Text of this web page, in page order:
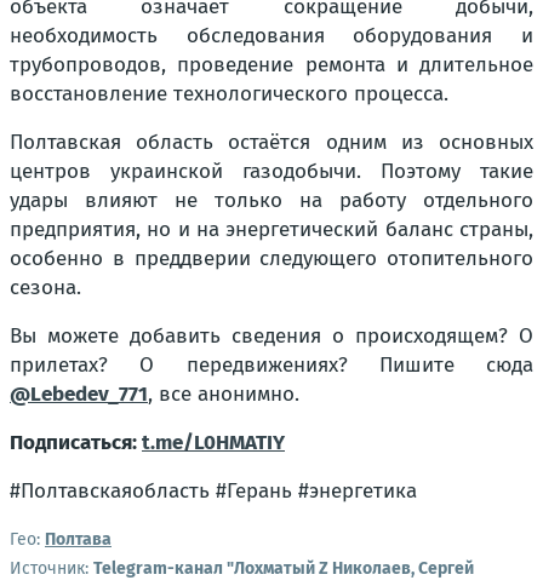
объекта означает сокращение добычи,
необходимость обследования оборудования и
трубопроводов, проведение ремонта и длительное
восстановление технологического процесса.
Полтавская область остаётся одним из основных
центров украинской газодобычи. Поэтому такие
удары влияют не только на работу отдельного
предприятия, но и на энергетический баланс страны,
особенно в преддверии следующего отопительного
сезона.
Вы можете добавить сведения о происходящем? О
прилетах? О передвижениях? Пишите сюда
@Lebedev_771, все анонимно.
Подписаться:t.me/L0HMATIY
#Полтавскаяобласть #Герань #энергетика
Гео: Полтава
Источник: Telegram-канал "Лохматый Z Николаев, Сергей